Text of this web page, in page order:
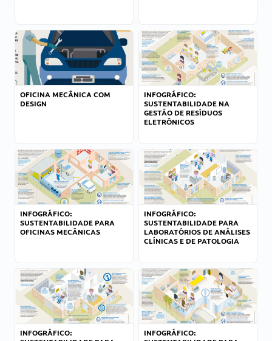
OFICINA MECÂNICA COM
DESIGN
INFOGRÁFICO:
SUSTENTABILIDADE NA
GESTÃO DE RESÍDUOS
ELETRÔNICOS
INFOGRÁFICO:
SUSTENTABILIDADE PARA
OFICINAS MECÂNICAS
INFOGRÁFICO:
SUSTENTABILIDADE PARA
LABORATÓRIOS DE ANÁLISES
CLÍNICAS E DE PATOLOGIA
INFOGRÁFICO:
INFOGRÁFICO: